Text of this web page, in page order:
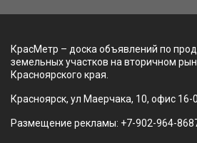
КрасМетр – доска объявлений по
земельных участков на вторичном
Красноярского края.
Красноярск, ул Маерчака, 10, офис 16-
Размещение рекламы: +7-902-964-